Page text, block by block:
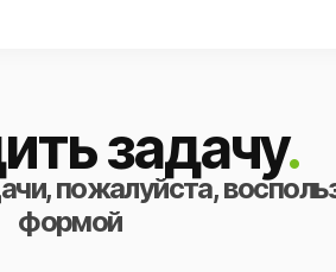
задачу.
пожалуйста,
формой